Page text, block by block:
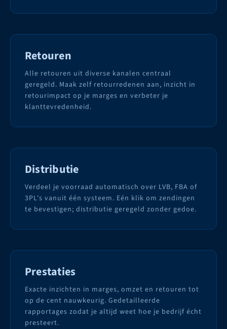
Retouren
Alle retouren uit diverse kanalen centraal
geregeld. Maak zelf retourredenen aan, inzicht in
retourimpact op je marges en verbeter je
klanttevredenheid.
Distributie
Verdeel je voorraad automatisch over LVB, FBA of
3PL's vanuit één systeem. Eén klik om zendingen
te bevestigen; distributie geregeld zonder gedoe.
Prestaties
Exacte inzichten in marges, omzet en retouren tot
op de cent nauwkeurig. Gedetailleerde
rapportages zodat je altijd weet hoe je bedrijf écht
presteert.